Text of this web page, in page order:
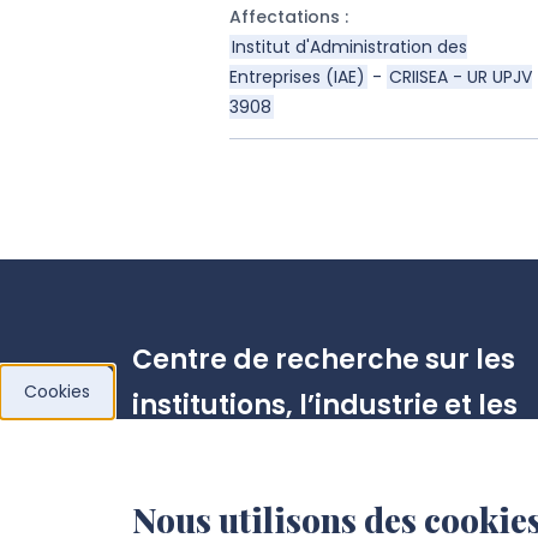
Affectations :
Institut d'Administration des
Entreprises (IAE) - CRIISEA - UR UPJV
3908
Centre de recherche sur les
institutions, l’industrie et les
d’Amiens (CRIISEA)
Cookies
Nous utilisons des